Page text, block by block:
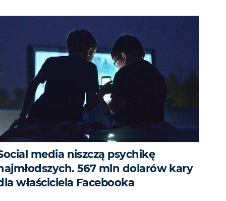
media niszczą psychikę
567 mln dolarów kary
właściciela Facebooka